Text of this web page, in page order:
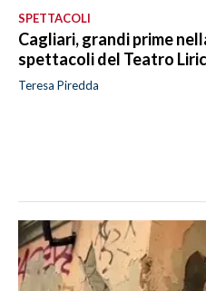
SPETTACOLI
Cagliari, grandi prime
spettacoli del Teatro
Teresa Piredda